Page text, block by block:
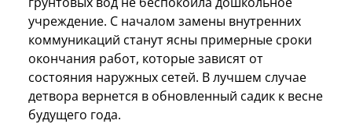
учреждение. С началом замены внутренних
коммуникаций станут ясны примерные сроки
окончания работ, которые зависят от
состояния наружных сетей. В лучшем случае
детвора вернется в обновленный садик к весне
будущего года.